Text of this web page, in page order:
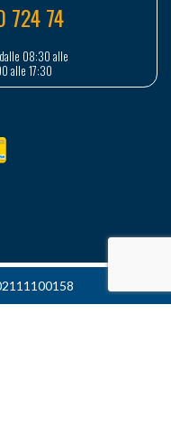
724 74
08:30 alle
alle 17:30